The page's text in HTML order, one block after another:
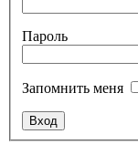
Пароль
Запомнить меня